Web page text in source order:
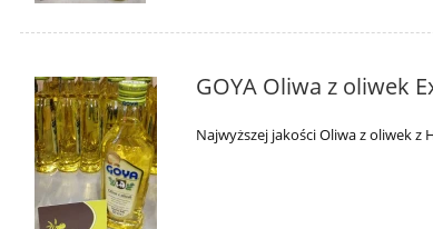
GOYA Oliwa z oliwek
Najwyższej jakości Oliwa z oliwek z